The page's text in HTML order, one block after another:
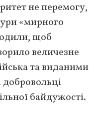
не перемогу,
«мирного
щоб
величезне
та виданими
добровольці
байдужості.